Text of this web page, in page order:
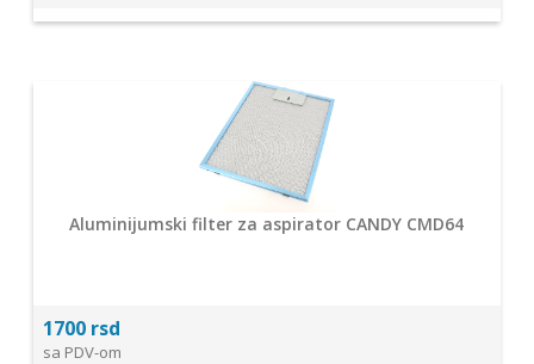
Aluminijumski filter za aspirator CANDY CMD64
1700 rsd
sa PDV-om